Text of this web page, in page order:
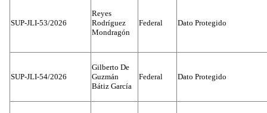
SUP-JLI-53/2026
Reyes
Rodríguez
Mondragón
Federal Dato Protegido
SUP-JLI-54/2026
Gilberto De
Guzmán
Bátiz García
Federal Dato Protegido